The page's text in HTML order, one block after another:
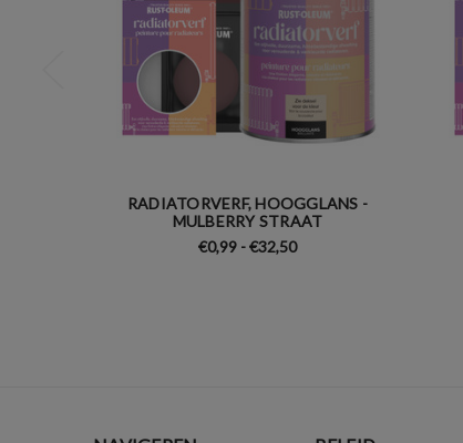
RADIATORVERF, HOOGGLANS -
MULBERRY STRAAT
€0,99 - €32,50